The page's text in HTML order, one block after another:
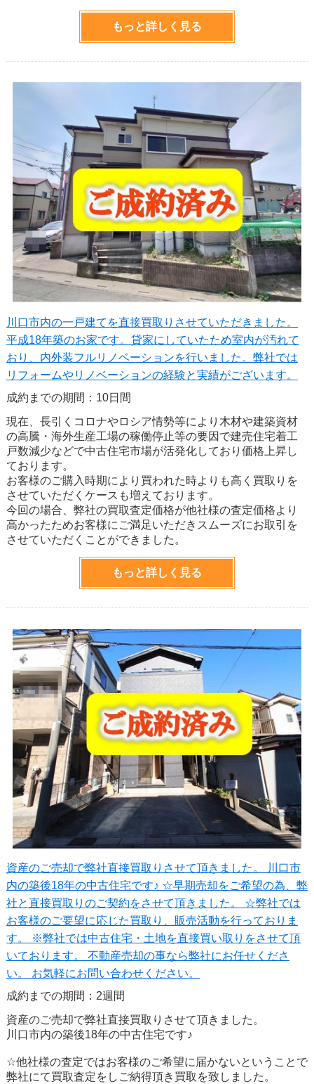
もっと詳しく見る
川口市内の一戸建てを直接買取りさせていただきました。
平成18年築のお家です。貸家にしていたため室内が汚れて
おり、内外装フルリノベーションを行いました。弊社では
リフォームやリノベーションの経験と実績がございます。
成約までの期間：10日間
現在、長引くコロナやロシア情勢等により木材や建築資材
の高騰・海外生産工場の稼働停止等の要因で建売住宅着工
戸数減少などで中古住宅市場が活発化しており価格上昇し
ております。
お客様のご購入時期により買われた時よりも高く買取りを
させていただくケースも増えております。
今回の場合、弊社の買取査定価格が他社様の査定価格より
高かったためお客様にご満足いただきスムーズにお取引を
させていただくことができました。
もっと詳しく見る
資産のご売却で弊社直接買取りさせて頂きました。 川口市
内の築後18年の中古住宅です♪ ☆早期売却をご希望の為、弊
社と直接買取りのご契約をさせて頂きました。 ☆弊社では
お客様のご要望に応じた買取り、販売活動を行っておりま
す。 ※弊社では中古住宅・土地を直接買い取りをさせて頂
いております。 不動産売却の事なら弊社にお任せくださ
い。 お気軽にお問い合わせください。
成約までの期間：2週間
資産のご売却で弊社直接買取りさせて頂きました。
川口市内の築後18年の中古住宅です♪
☆他社様の査定ではお客様のご希望に届かないということで
弊社にて買取査定をしご納得頂き買取を致しました。